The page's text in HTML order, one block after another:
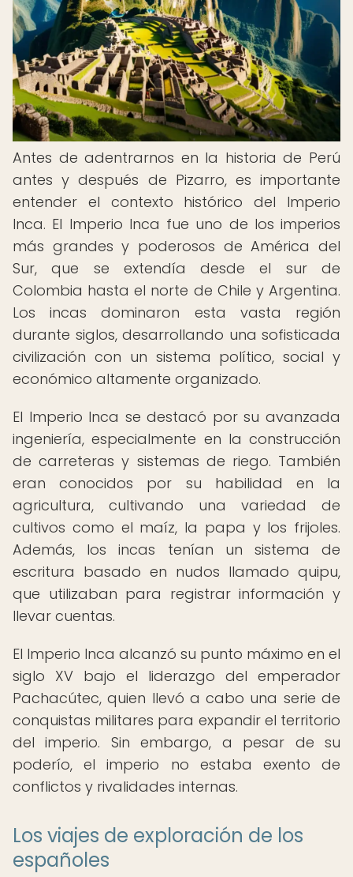
Antes de adentrarnos en la historia de Perú
antes y después de Pizarro, es importante
entender el contexto histórico del Imperio
Inca. El Imperio Inca fue uno de los imperios
más grandes y poderosos de América del
Sur, que se extendía desde el sur de
Colombia hasta el norte de Chile y Argentina.
Los incas dominaron esta vasta región
durante siglos, desarrollando una sofisticada
civilización con un sistema político, social y
económico altamente organizado.
El Imperio Inca se destacó por su avanzada
ingeniería, especialmente en la construcción
de carreteras y sistemas de riego. También
eran conocidos por su habilidad en la
agricultura, cultivando una variedad de
cultivos como el maíz, la papa y los frijoles.
Además, los incas tenían un sistema de
escritura basado en nudos llamado quipu,
que utilizaban para registrar información y
llevar cuentas.
El Imperio Inca alcanzó su punto máximo en el
siglo XV bajo el liderazgo del emperador
Pachacútec, quien llevó a cabo una serie de
conquistas militares para expandir el territorio
del imperio. Sin embargo, a pesar de su
poderío, el imperio no estaba exento de
conflictos y rivalidades internas.
Los viajes de exploración de los
españoles